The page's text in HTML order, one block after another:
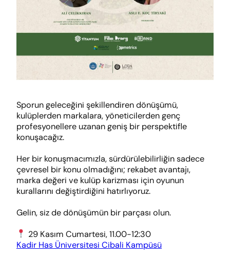
Sporun geleceğini şekillendiren dönüşümü,
kulüplerden markalara, yöneticilerden genç
profesyonellere uzanan geniş bir perspektifle
konuşacağız.
Her bir konuşmacımızla, sürdürülebilirliğin sadece
çevresel bir konu olmadığını; rekabet avantajı,
marka değeri ve kulüp karizması için oyunun
kurallarını değiştirdiğini hatırlıyoruz.
Gelin, siz de dönüşümün bir parçası olun.
29 Kasım Cumartesi, 11.00-12:30
Kadir Has Üniversitesi Cibali Kampüsü